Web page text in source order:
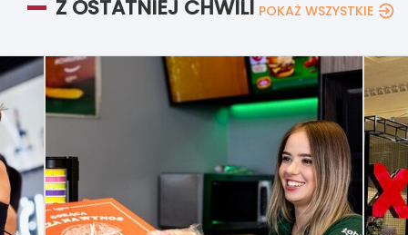
Z OSTATNIEJ CHWILI POKAŻ WSZYSTKIE